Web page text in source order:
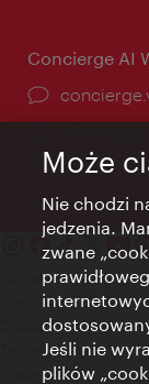
Concierge AI
Kontakt
Credits
Zgoda na
Terms of Use
Dostępność
Może
Nie chodzi
jedzenia.
zwane
Jeśli nie
plików